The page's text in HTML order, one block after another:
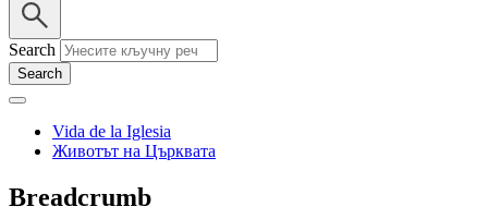
Search
Vida de la Iglesia
Животът на Църквата
Breadcrumb